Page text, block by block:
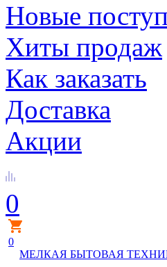
Новые
Хиты продаж
Как заказать
Доставка
Акции
0
0
МЕЛКАЯ БЫТОВАЯ